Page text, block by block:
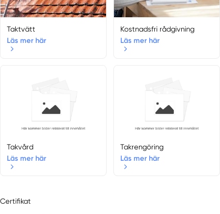
Djura
Grycksbo
Lima
Linghed
Fagersta
Taktvätt
Läs mer här
Kostnadsfri rådgivning
Läs mer här
Takvård
Läs mer här
Takrengöring
Läs mer här
Certifikat